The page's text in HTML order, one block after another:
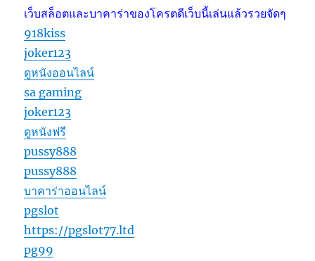
เว็บสล็อตและบาคาร่าของโครตดีเว็บนี้เล่นแล้วรวยจัดๆ
918kiss
joker123
ดูหนังออนไลน์
sa gaming
joker123
ดูหนังฟรี
pussy888
pussy888
บาคาร่าออนไลน์
pgslot
https://pgslot77.ltd
pg99